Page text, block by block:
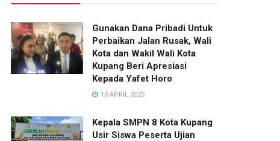
Gunakan Dana Pribadi Untuk
Perbaikan Jalan Rusak, Wali
Kota dan Wakil Wali Kota
Kupang Beri Apresiasi
Kepada Yafet Horo
10 APRIL 2025
Kepala SMPN 8 Kota Kupang
Usir Siswa Peserta Ujian